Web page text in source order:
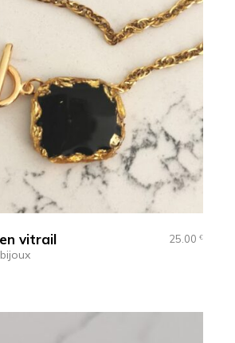
vitrail 25.00 €